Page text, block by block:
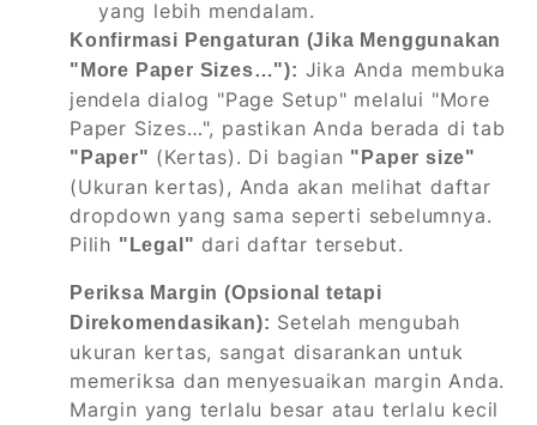
yang lebih mendalam.
Konfirmasi Pengaturan (Jika Menggunakan
"More Paper Sizes…"): Jika Anda membuka
jendela dialog "Page Setup" melalui "More
Paper Sizes…", pastikan Anda berada di tab
"Paper" (Kertas). Di bagian "Paper size"
(Ukuran kertas), Anda akan melihat daftar
dropdown yang sama seperti sebelumnya.
Pilih "Legal" dari daftar tersebut.
Periksa Margin (Opsional tetapi
Direkomendasikan): Setelah mengubah
ukuran kertas, sangat disarankan untuk
memeriksa dan menyesuaikan margin Anda.
Margin yang terlalu besar atau terlalu kecil